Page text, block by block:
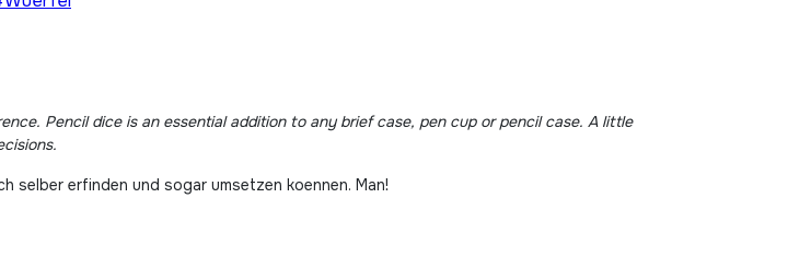
Pencil dice is an essential addition to any brief case, pen cup or pencil case. A little
selber erfinden und sogar umsetzen koennen. Man!